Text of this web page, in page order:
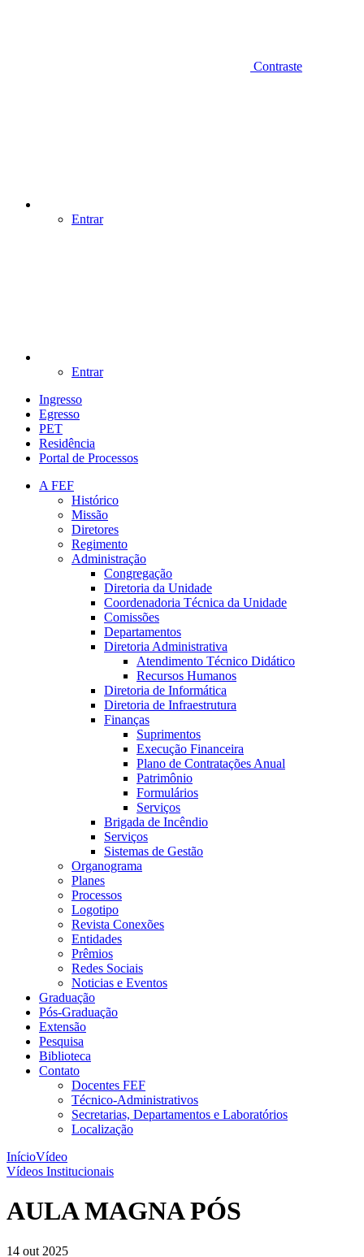
Contraste
Entrar
Entrar
Ingresso
Egresso
PET
Residência
Portal de Processos
A FEF
Histórico
Missão
Diretores
Regimento
Administração
Congregação
Diretoria da Unidade
Coordenadoria Técnica da Unidade
Comissões
Departamentos
Diretoria Administrativa
Atendimento Técnico Didático
Recursos Humanos
Diretoria de Informática
Diretoria de Infraestrutura
Finanças
Suprimentos
Execução Financeira
Plano de Contratações Anual
Patrimônio
Formulários
Serviços
Brigada de Incêndio
Serviços
Sistemas de Gestão
Organograma
Planes
Processos
Logotipo
Revista Conexões
Entidades
Prêmios
Redes Sociais
Noticias e Eventos
Graduação
Pós-Graduação
Extensão
Pesquisa
Biblioteca
Contato
Docentes FEF
Técnico-Administrativos
Secretarias, Departamentos e Laboratórios
Localização
InícioVídeo
Vídeos Institucionais
AULA MAGNA PÓS
14 out 2025